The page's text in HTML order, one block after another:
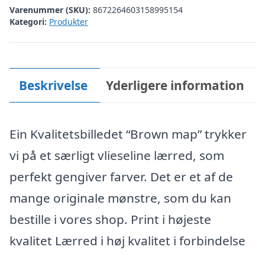
Varenummer (SKU): 8672264603158995154
Kategori: Produkter
Beskrivelse Yderligere information
Ein Kvalitetsbilledet “Brown map” trykker
vi på et særligt vlieseline lærred, som
perfekt gengiver farver. Det er et af de
mange originale mønstre, som du kan
bestille i vores shop. Print i højeste
kvalitet Lærred i høj kvalitet i forbindelse